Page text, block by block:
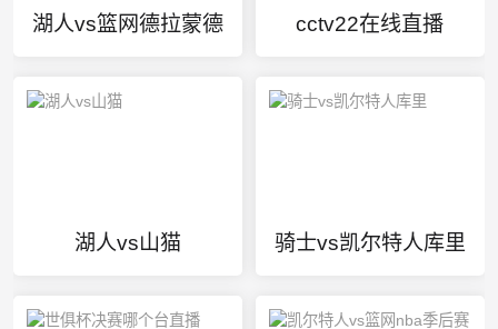
湖人vs篮网德拉蒙德 cctv22在线直播
湖人vs山猫 骑士vs凯尔特人库里